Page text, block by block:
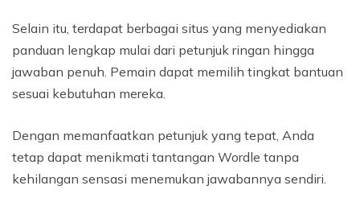
Selain itu, terdapat berbagai situs yang menyediakan
panduan lengkap mulai dari petunjuk ringan hingga
jawaban penuh. Pemain dapat memilih tingkat bantuan
sesuai kebutuhan mereka.
Dengan memanfaatkan petunjuk yang tepat, Anda
tetap dapat menikmati tantangan Wordle tanpa
kehilangan sensasi menemukan jawabannya sendiri.